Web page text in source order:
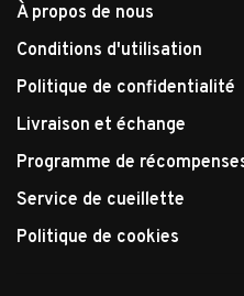
À propos de nous
Conditions d'utilisation
Politique de confidentialité
Livraison et échange
Programme de
Service de cueillette
Politique de cookies